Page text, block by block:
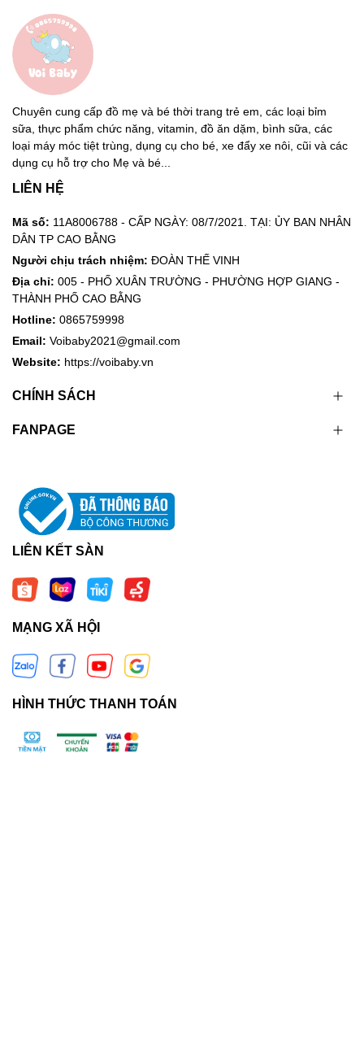
Chuyên cung cấp đồ mẹ và bé thời trang trẻ em, các loại bỉm
sữa, thực phẩm chức năng, vitamin, đồ ăn dặm, bình sữa, các
loại máy móc tiệt trùng, dụng cụ cho bé, xe đẩy xe nôi, cũi và các
dụng cụ hỗ trợ cho Mẹ và bé...
LIÊN HỆ
Mã số: 11A8006788 - CẤP NGÀY: 08/7/2021. TẠI: ỦY BAN NHÂN
DÂN TP CAO BẰNG
Người chịu trách nhiệm: ĐOÀN THẾ VINH
Địa chỉ: 005 - PHỐ XUÂN TRƯỜNG - PHƯỜNG HỢP GIANG -
THÀNH PHỐ CAO BẰNG
Hotline: 0865759998
Email: Voibaby2021@gmail.com
Website: https://voibaby.vn
CHÍNH SÁCH
FANPAGE
LIÊN KẾT SÀN
MẠNG XÃ HỘI
HÌNH THỨC THANH TOÁN